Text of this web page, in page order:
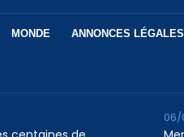
MONDE ANNONCES LÉGALES
06/